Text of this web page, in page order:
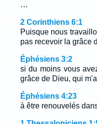
…
2 Corinthiens 6:1
Puisque nous
pas recevoir la grâce
Éphésiens 3:2
si du moins vous
grâce de Dieu, qui
Éphésiens 4:23
à être renouvelés